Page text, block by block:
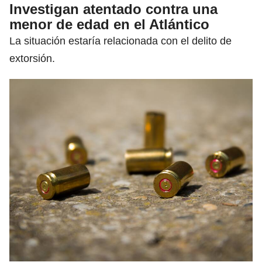
Investigan atentado contra una
menor de edad en el Atlántico
La situación estaría relacionada con el delito de
extorsión.